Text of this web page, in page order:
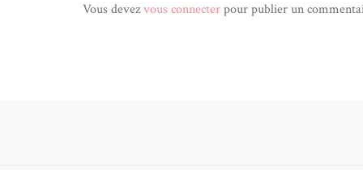
Vous devezvous connecterpour publier un